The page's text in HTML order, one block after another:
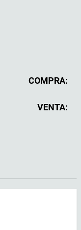
COMPRA:
VENTA: